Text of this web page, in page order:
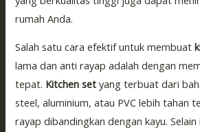
rumah Anda.
Salah satu cara efektif untuk membuat
lama dan anti rayap adalah dengan
tepat. Kitchen set yang terbuat dari
steel, aluminium, atau PVC lebih tahan
rayap dibandingkan dengan kayu.